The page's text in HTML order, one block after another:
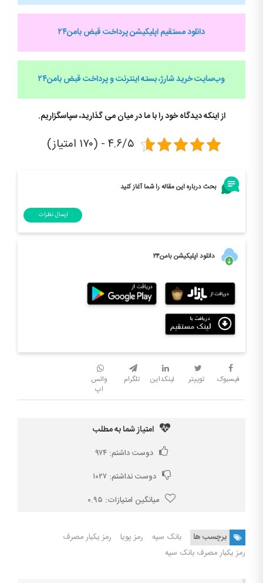
دانلود مستقیم اپلیکیشن پرداخت قبض بامن۲۴
وب‌سایت خرید شارژ، بسته اینترنت و پرداخت قبضبامن۲۴
از اینکه دیدگاه خود را با ما در میان می گذارید، سپاسگزاریم.
۴.۶/۵ - (۱۷۰ امتیاز)
بحث درباره این مقاله را شما آغاز کنید
ارسال نظرات
دانلود اپلیکیشن بامن۲۴
فیسبوک توییتر لینکداین تلگرام
واتس
اپ
امتیاز شما به مطلب
دوست داشتم: ۹۷۴
دوست نداشتم:۱۰۲۷
میانگین امتیازات: ۰.۹۵
برچسب ها بانک سپه رمز پویا
رمز یکبار مصرف
رمز یکبار مصرف بانک سپه